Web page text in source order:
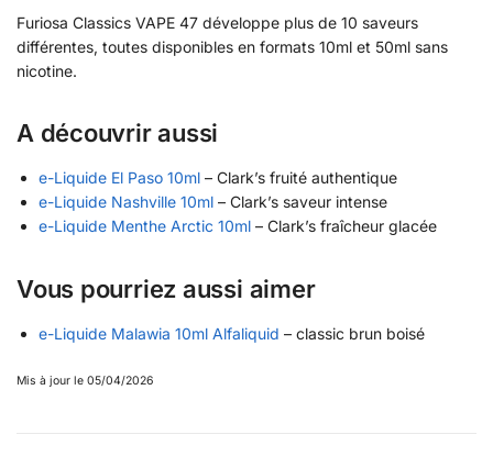
Furiosa Classics VAPE 47 développe plus de 10 saveurs
différentes, toutes disponibles en formats 10ml et 50ml sans
nicotine.
A découvrir aussi
e-Liquide El Paso 10ml – Clark’s fruité authentique
e-Liquide Nashville 10ml – Clark’s saveur intense
e-Liquide Menthe Arctic 10ml – Clark’s fraîcheur glacée
Vous pourriez aussi aimer
e-Liquide Malawia 10ml Alfaliquid – classic brun boisé
Mis à jour le 05/04/2026